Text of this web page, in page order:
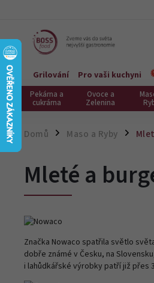
Grilování Pro vaši kuchyni
Pekárna a
cukrárna
Ovoce a
Zelenina
Domů / Maso a Ryby /
Mleté a
Značka Nowaco spatřila světlo
dobře známé v Česku, na
i lahůdkářské výrobky patří již